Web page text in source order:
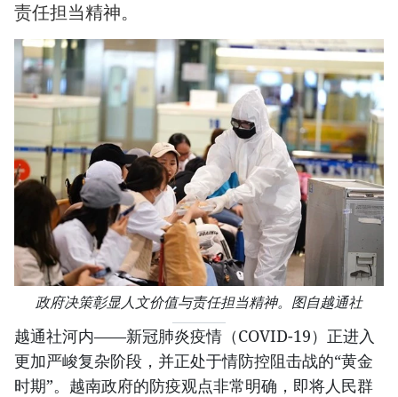
责任担当精神。
政府决策彰显人文价值与责任担当精神。图自越通社
越通社河内——新冠肺炎疫情（COVID-19）正进入
更加严峻复杂阶段，并正处于情防控阻击战的“黄金
时期”。越南政府的防疫观点非常明确，即将人民群